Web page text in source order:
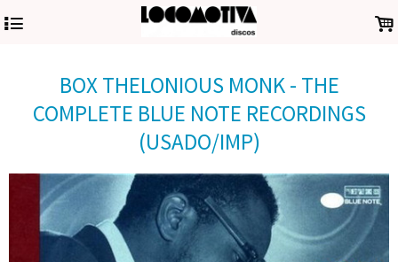
4 .
BOX THELONIOUS MONK - THE
COMPLETE BLUE NOTE RECORDINGS
(USADO/IMP)